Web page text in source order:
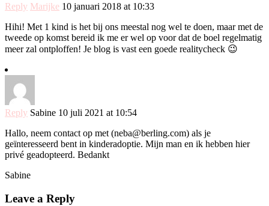
Reply Marijke 10 januari 2018 at 10:33
Hihi! Met 1 kind is het bij ons meestal nog wel te doen, maar met de
tweede op komst bereid ik me er wel op voor dat de boel regelmatig
meer zal ontploffen! Je blog is vast een goede realitycheck 😉
Reply Sabine 10 juli 2021 at 10:54
Hallo, neem contact op met (neba@berling.com) als je
geïnteresseerd bent in kinderadoptie. Mijn man en ik hebben hier
privé geadopteerd. Bedankt
Sabine
Leave a Reply